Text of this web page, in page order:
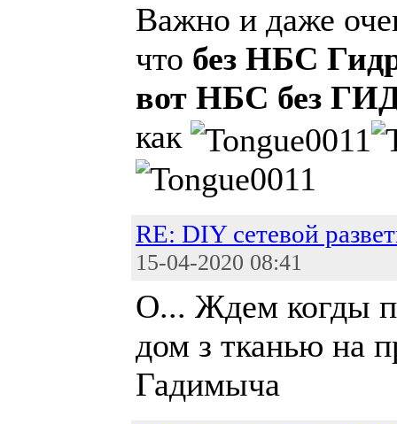
Важно и даже
что без НБС
вот НБС без
как
RE: DIY сетевой
15-04-2020 08:41
О... Ждем когды
дом з тканью на
Гадимыча